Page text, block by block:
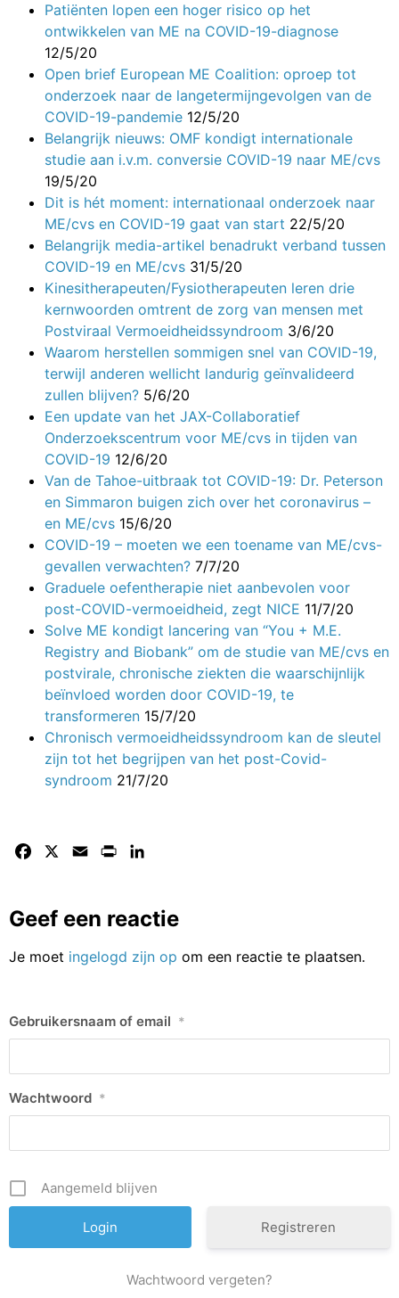
Patiënten lopen een hoger risico op het
ontwikkelen van ME na COVID-19-diagnose
12/5/20
Open brief European ME Coalition: oproep tot
onderzoek naar de langetermijngevolgen van de
COVID-19-pandemie 12/5/20
Belangrijk nieuws: OMF kondigt internationale
studie aan i.v.m. conversie COVID-19 naar ME/cvs
19/5/20
Dit is hét moment: internationaal onderzoek naar
ME/cvs en COVID-19 gaat van start 22/5/20
Belangrijk media-artikel benadrukt verband tussen
COVID-19 en ME/cvs 31/5/20
Kinesitherapeuten/Fysiotherapeuten leren drie
kernwoorden omtrent de zorg van mensen met
Postviraal Vermoeidheidssyndroom 3/6/20
Waarom herstellen sommigen snel van COVID-19,
terwijl anderen wellicht landurig geïnvalideerd
zullen blijven? 5/6/20
Een update van het JAX-Collaboratief
Onderzoekscentrum voor ME/cvs in tijden van
COVID-19 12/6/20
Van de Tahoe-uitbraak tot COVID-19: Dr. Peterson
en Simmaron buigen zich over het coronavirus –
en ME/cvs 15/6/20
COVID-19 – moeten we een toename van ME/cvs-
gevallen verwachten? 7/7/20
Graduele oefentherapie niet aanbevolen voor
post-COVID-vermoeidheid, zegt NICE 11/7/20
Solve ME kondigt lancering van “You + M.E.
Registry and Biobank” om de studie van ME/cvs en
postvirale, chronische ziekten die waarschijnlijk
beïnvloed worden door COVID-19, te
transformeren 15/7/20
Chronisch vermoeidheidssyndroom kan de sleutel
zijn tot het begrijpen van het post-Covid-
syndroom 21/7/20
Facebook Email Print
Geef een reactie
Je moet ingelogd zijn op om een reactie te plaatsen.
Gebruikersnaam of email *
Wachtwoord *
Aangemeld blijven
Registreren
Wachtwoord vergeten?